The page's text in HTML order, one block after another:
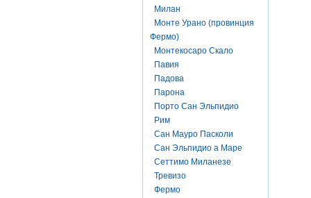
Милан
Монте Урано (провинция
Фермо)
Монтекосаро Скало
Павия
Падова
Парона
Порто Сан Эльпидио
Рим
Сан Мауро Пасколи
Сан Эльпидио а Маре
Сеттимо Миланезе
Тревизо
Фермо